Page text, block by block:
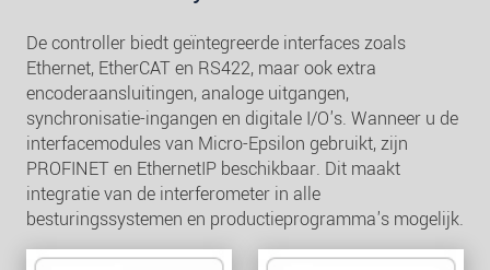
De controller biedt geïntegreerde interfaces zoals
Ethernet, EtherCAT en RS422, maar ook extra
encoderaansluitingen, analoge uitgangen,
synchronisatie-ingangen en digitale I/O's. Wanneer u de
interfacemodules van Micro-Epsilon gebruikt, zijn
PROFINET en EthernetIP beschikbaar. Dit maakt
integratie van de interferometer in alle
besturingssystemen en productieprogramma's mogelijk.